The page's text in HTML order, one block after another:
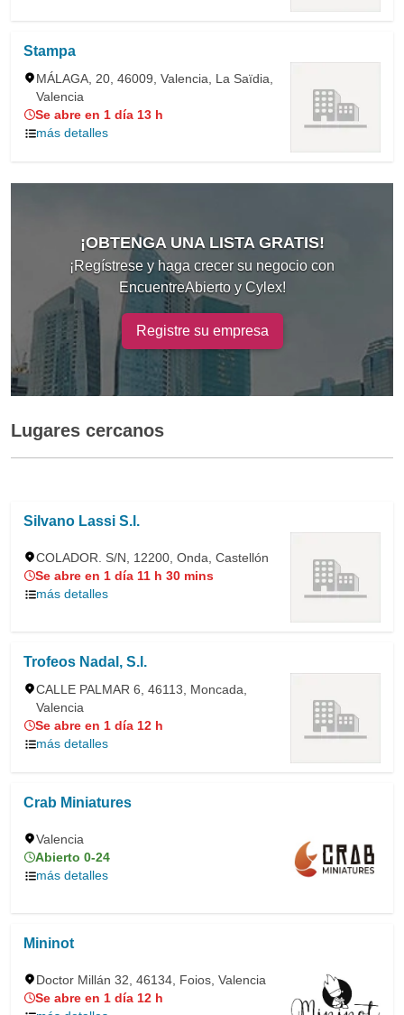
Stampa
MÁLAGA, 20, 46009, Valencia, La Saïdia,
Valencia
Se abre en 1 día 13 h
más detalles
¡OBTENGA UNA LISTA GRATIS!
¡Regístrese y haga crecer su negocio con
EncuentreAbierto y Cylex!
Registre su empresa
Lugares cercanos
Silvano Lassi S.l.
COLADOR. S/N, 12200, Onda, Castellón
Se abre en 1 día 11 h 30 mins
más detalles
Trofeos Nadal, S.l.
CALLE PALMAR 6, 46113, Moncada,
Valencia
Se abre en 1 día 12 h
más detalles
Crab Miniatures
Valencia
Abierto 0-24
más detalles
Mininot
Doctor Millán 32, 46134, Foios, Valencia
Se abre en 1 día 12 h